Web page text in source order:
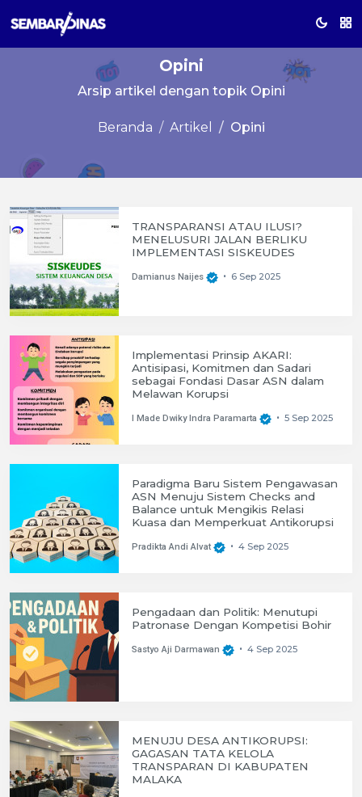
Opini
Arsip artikel dengan topik Opini
Beranda Artikel Opini
TRANSPARANSI ATAU ILUSI?
MENELUSURI JALAN BERLIKU
IMPLEMENTASI SISKEUDES
Damianus Naijes • 6 Sep 2025
Implementasi Prinsip AKARI:
Antisipasi, Komitmen dan Sadari
sebagai Fondasi Dasar ASN dalam
Melawan Korupsi
I Made Dwiky Indra Paramarta • 5 Sep 2025
Paradigma Baru Sistem Pengawasan
ASN Menuju Sistem Checks and
Balance untuk Mengikis Relasi
Kuasa dan Memperkuat Antikorupsi
Pradikta Andi Alvat • 4 Sep 2025
Pengadaan dan Politik: Menutupi
Patronase Dengan Kompetisi Bohir
Sastyo Aji Darmawan • 4 Sep 2025
MENUJU DESA ANTIKORUPSI:
GAGASAN TATA KELOLA
TRANSPARAN DI KABUPATEN
MALAKA